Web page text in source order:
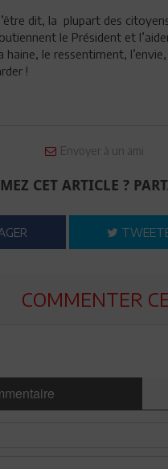
dit, la plupart des
le Président et
le ressentiment,
!
Envoyer à un ami
CET ARTICLE ?
COMMENTER